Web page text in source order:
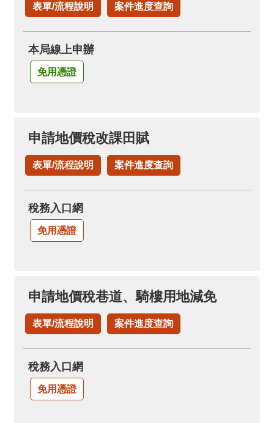
表單/流程說明 案件進度查詢
本局線上申辦
免用憑證
申請地價稅改課田賦
表單/流程說明 案件進度查詢
稅務入口網
免用憑證
申請地價稅巷道、騎樓用地減免
表單/流程說明 案件進度查詢
稅務入口網
免用憑證